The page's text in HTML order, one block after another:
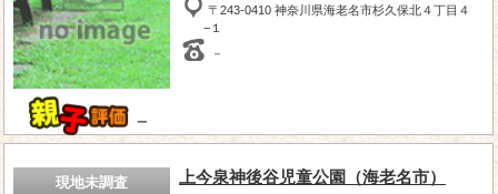
－
〒243-0410 神奈川県海老名市杉久保北４丁目４
−１
－
現地未調査 上今泉神後谷児童公園（海老名市）